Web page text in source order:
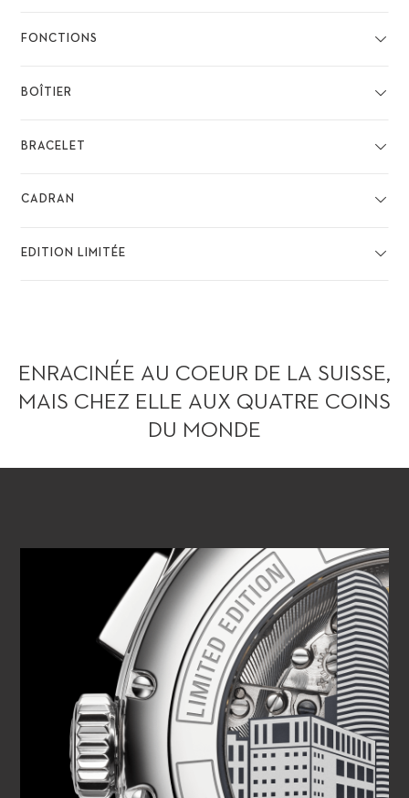
FONCTIONS
BOÎTIER
BRACELET
CADRAN
EDITION LIMITÉE
ENRACINÉE AU COEUR DE LA SUISSE,
MAIS CHEZ ELLE AUX QUATRE COINS
DU MONDE